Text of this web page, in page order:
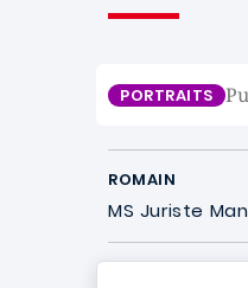
PORTRAITS
ROMAIN
MS Juriste